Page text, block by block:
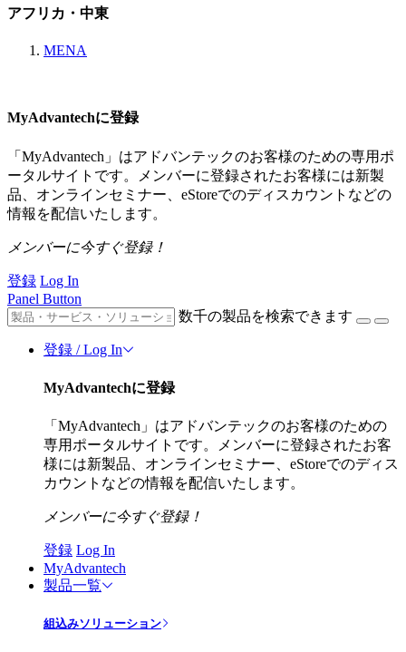
アフリカ・中東
MENA
MyAdvantechに登録
「MyAdvantech」はアドバンテックのお客様のための専用ポ
ータルサイトです。メンバーに登録されたお客様には新製
品、オンラインセミナー、eStoreでのディスカウントなどの
情報を配信いたします。
メンバーに今すぐ登録！
登録 Log In
Panel Button
数千の製品を検索できます
登録 / Log In
MyAdvantechに登録
「MyAdvantech」はアドバンテックのお客様のための
専用ポータルサイトです。メンバーに登録されたお客
様には新製品、オンラインセミナー、eStoreでのディス
カウントなどの情報を配信いたします。
メンバーに今すぐ登録！
登録 Log In
MyAdvantech
製品一覧
組込みソリューション